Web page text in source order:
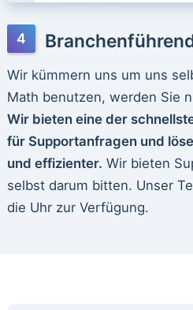
Wir kümmern uns um uns
Math benutzen, werden Sie
Wir bieten eine der
für Supportanfragen und
und effizienter. Wir bieten
selbst darum bitten. Unser
die Uhr zur Verfügung.